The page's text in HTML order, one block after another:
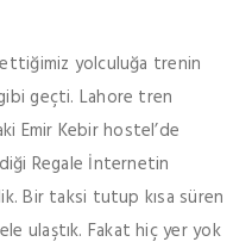
yolculuğa trenin
geçti. Lahore tren
Emir Kebir hostel’de
Regale İnternetin
Bir taksi tutup kısa süren
ulaştık. Fakat hiç yer yok